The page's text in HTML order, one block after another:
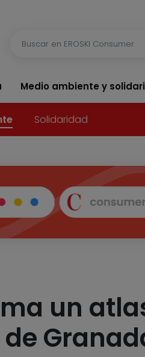
Medio ambiente y
Solidaridad
un